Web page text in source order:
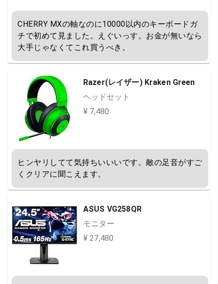
CHERRY MXの軸なのに10000以内のキーボードガ
チで初めて見ました。えぐいっす。お金が無いなら
大手じゃなくてこれ買うべき。
Razer(レイザー) Kraken Green
ヘッドセット
¥ 7,480
ヒンヤリしてて気持ちいいいです。敵の足音がすご
くクリアに聞こえます。
ASUS VG258QR
モニター
¥ 27,480